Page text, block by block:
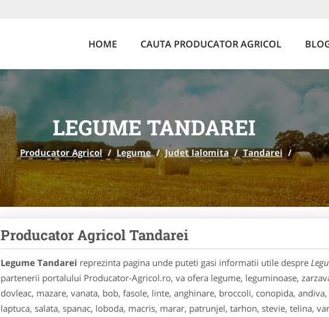
HOME CAUTA PRODUCATOR AGRICOL
LEGUME TANDAREI
Producator Agricol / Legume / Judet Ialomita / Tandarei /
Producator Agricol Tandarei
Legume Tandarei reprezinta pagina unde puteti gasi informatii utile despre
partenerii portalului Producator-Agricol.ro, va ofera legume, leguminoase,
dovleac, mazare, vanata, bob, fasole, linte, anghinare, broccoli, conopida,
laptuca, salata, spanac, loboda, macris, marar, patrunjel, tarhon, stevie, telina,